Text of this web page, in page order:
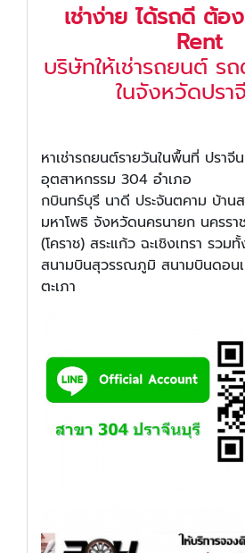
เช่าง่าย ได้รถดี ต้
Rent
บริษัทให้เช่ารถยนต์
ในจังหวัดปรา
หาเช่ารถยนต์รายวันในพื้นที่ ปราจี
อุตสาหกรรม 304 อำเภอ
กบินทร์บุรี นาดี ประจันตคาม บ้าน
มหาโพธิ จังหวัดนครนายก นครรา
(โคราช) สระแก้ว ฉะเชิงเทรา รวม
สนามบินสุวรรณภูมิ สนามบินดอน
ตะเภา